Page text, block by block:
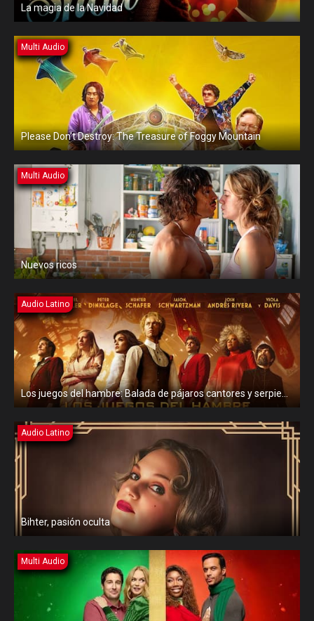
La magia de la Navidad
Multi Audio
Please Don’t Destroy: The Treasure of Foggy Mountain
Multi Audio
Nuevos ricos
Audio Latino
Los juegos del hambre: Balada de pájaros cantores y serpientes
Audio Latino
Bihter, pasión oculta
Multi Audio